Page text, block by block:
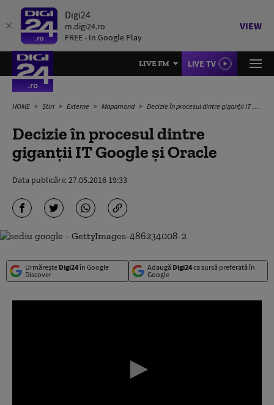
Digi24
m.digi24.ro
FREE - In Google Play
VIEW
LIVE FM LIVE TV
HOME Știri Externe Mapamond Decizie în procesul dintre giganții IT Google și Oracle
Decizie în procesul dintre
giganții IT Google și Oracle
Data publicării:27.05.2016 19:33
Urmărește Digi24în Google
Discover
Adaugă Digi24ca sursă preferată în
Google